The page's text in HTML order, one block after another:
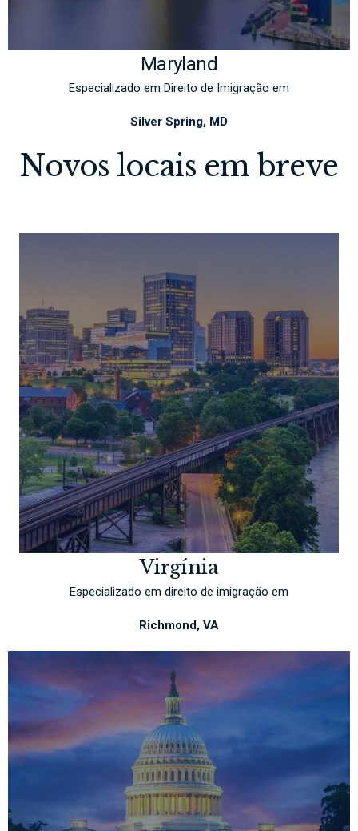
Maryland
Especializado em Direito de Imigração em
Silver Spring, MD
Novos locais em breve
Virgínia
Especializado em direito de imigração em
Richmond, VA